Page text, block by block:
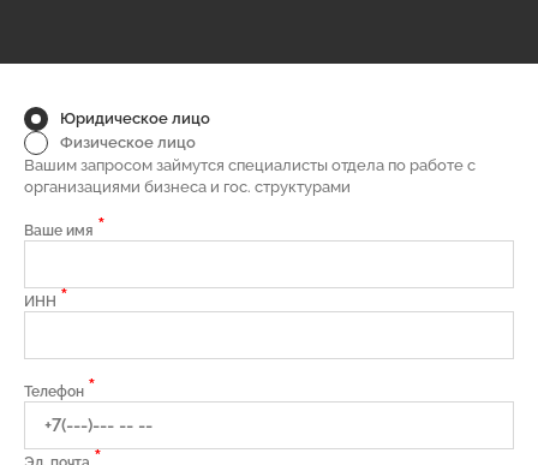
Юридическое лицо
Физическое лицо
Вашим запросом займутся специалисты отдела по работе с
организациями бизнеса и гос. структурами
Ваше имя *
ИНН *
Телефон *
*